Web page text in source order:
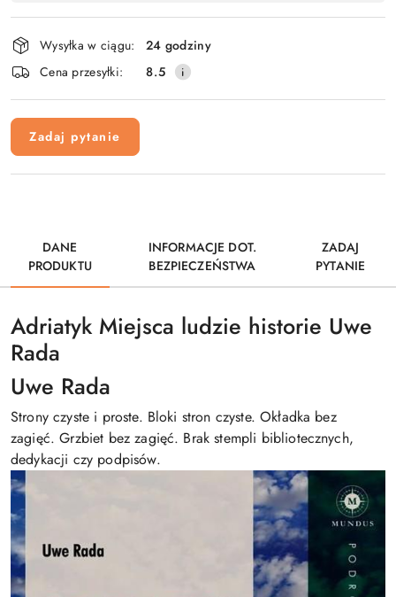
dostawa
Wysyłka w ciągu:
24 godziny
Cena przesyłki:
8.5
Zadaj pytanie
DANE
PRODUKTU
INFORMACJE DOT.
BEZPIECZEŃSTWA
ZADAJ
PYTANIE
Adriatyk Miejsca ludzie historie Uwe
Rada
Uwe Rada
Strony czyste i proste. Bloki stron czyste. Okładka bez
zagięć. Grzbiet bez zagięć. Brak stempli bibliotecznych,
dedykacji czy podpisów.